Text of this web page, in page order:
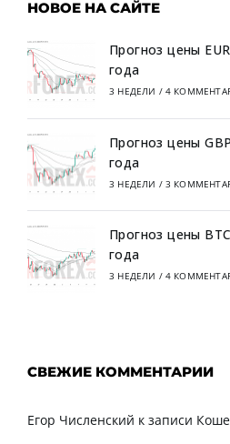
НОВОЕ НА САЙТЕ
Прогноз цены
года
3 НЕДЕЛИ / 4
Прогноз цены
года
3 НЕДЕЛИ / 3
Прогноз цены
года
3 НЕДЕЛИ / 4
СВЕЖИЕ КОММЕНТАРИИ
Егор Численский к записи